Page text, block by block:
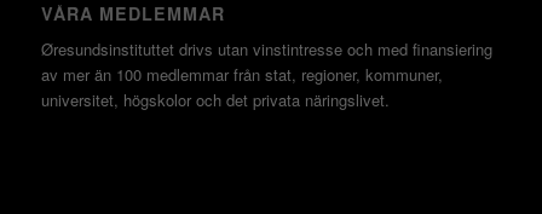
VÅRA MEDLEMMAR
Øresundsinstituttet drivs utan vinst­intresse och med finansiering
av mer än 100 medlemmar från stat, regioner, kommuner,
universitet, högskolor och det privata näringslivet.